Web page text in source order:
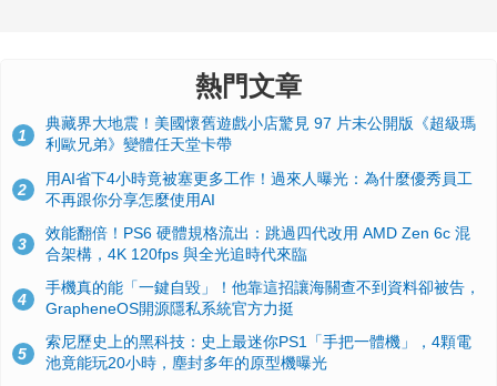
熱門文章
1
典藏界大地震！美國懷舊遊戲小店驚見 97 片未公開版《超級瑪
利歐兄弟》變體任天堂卡帶
2
用AI省下4小時竟被塞更多工作！過來人曝光：為什麼優秀員工
不再跟你分享怎麼使用AI
3
效能翻倍！PS6 硬體規格流出：跳過四代改用 AMD Zen 6c 混
合架構，4K 120fps 與全光追時代來臨
4
手機真的能「一鍵自毀」！他靠這招讓海關查不到資料卻被告，
GrapheneOS開源隱私系統官方力挺
5
索尼歷史上的黑科技：史上最迷你PS1「手把一體機」，4顆電
池竟能玩20小時，塵封多年的原型機曝光